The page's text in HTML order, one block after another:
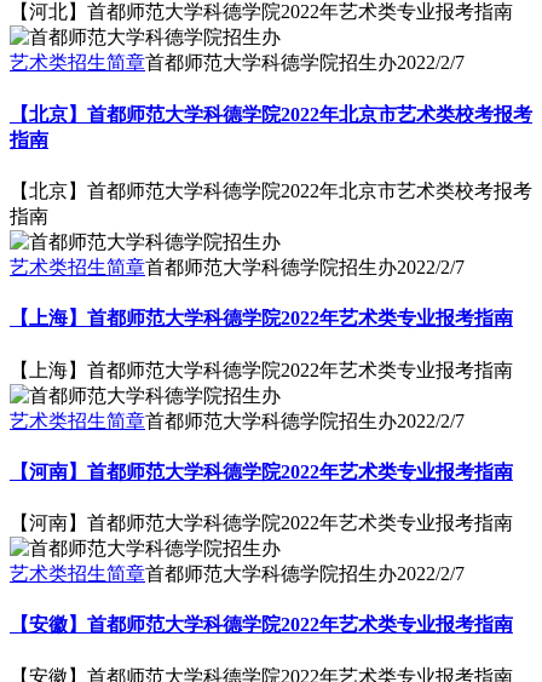
【河北】首都师范大学科德学院2022年艺术类专业报考指南
艺术类招生简章首都师范大学科德学院招生办2022/2/7
【北京】首都师范大学科德学院2022年北京市艺术类校考报考
指南
【北京】首都师范大学科德学院2022年北京市艺术类校考报考
指南
艺术类招生简章首都师范大学科德学院招生办2022/2/7
【上海】首都师范大学科德学院2022年艺术类专业报考指南
【上海】首都师范大学科德学院2022年艺术类专业报考指南
艺术类招生简章首都师范大学科德学院招生办2022/2/7
【河南】首都师范大学科德学院2022年艺术类专业报考指南
【河南】首都师范大学科德学院2022年艺术类专业报考指南
艺术类招生简章首都师范大学科德学院招生办2022/2/7
【安徽】首都师范大学科德学院2022年艺术类专业报考指南
【安徽】首都师范大学科德学院2022年艺术类专业报考指南